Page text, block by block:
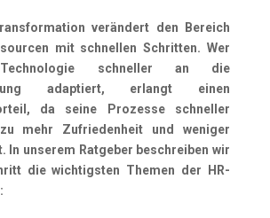
verändert den Bereich
mit schnellen Schritten. Wer
schneller an die
adaptiert, erlangt einen
da seine Prozesse schneller
mehr Zufriedenheit und weniger
In unserem Ratgeber beschreiben wir
die wichtigsten Themen der HR-